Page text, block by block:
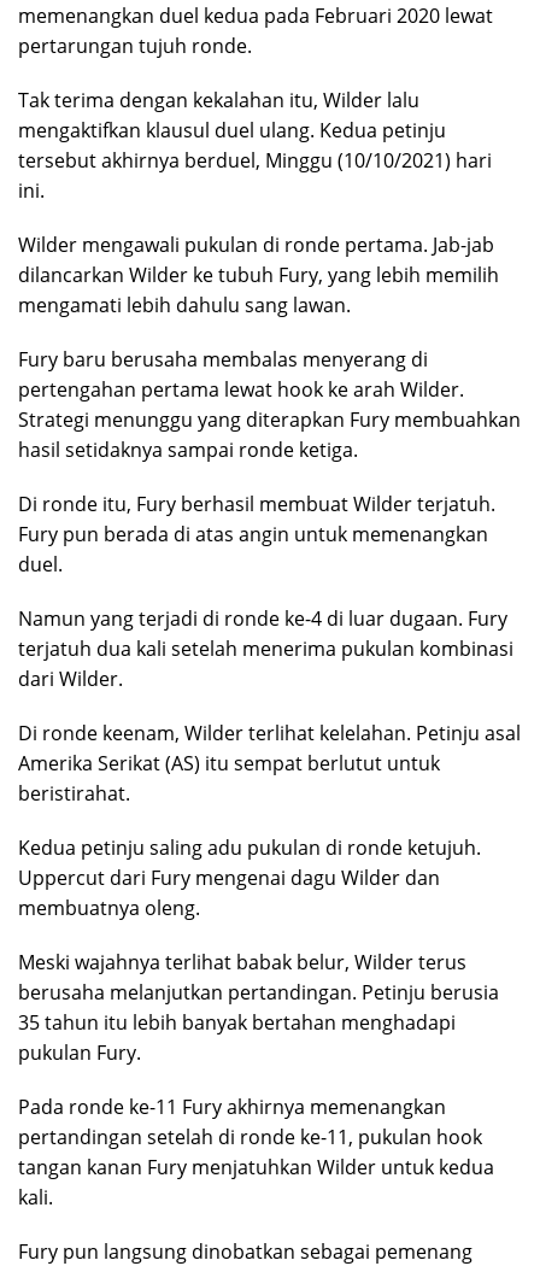
memenangkan duel kedua pada Februari 2020 lewat
pertarungan tujuh ronde.
Tak terima dengan kekalahan itu, Wilder lalu
mengaktifkan klausul duel ulang. Kedua petinju
tersebut akhirnya berduel, Minggu (10/10/2021) hari
ini.
Wilder mengawali pukulan di ronde pertama. Jab-jab
dilancarkan Wilder ke tubuh Fury, yang lebih memilih
mengamati lebih dahulu sang lawan.
Fury baru berusaha membalas menyerang di
pertengahan pertama lewat hook ke arah Wilder.
Strategi menunggu yang diterapkan Fury membuahkan
hasil setidaknya sampai ronde ketiga.
Di ronde itu, Fury berhasil membuat Wilder terjatuh.
Fury pun berada di atas angin untuk memenangkan
duel.
Namun yang terjadi di ronde ke-4 di luar dugaan. Fury
terjatuh dua kali setelah menerima pukulan kombinasi
dari Wilder.
Di ronde keenam, Wilder terlihat kelelahan. Petinju asal
Amerika Serikat (AS) itu sempat berlutut untuk
beristirahat.
Kedua petinju saling adu pukulan di ronde ketujuh.
Uppercut dari Fury mengenai dagu Wilder dan
membuatnya oleng.
Meski wajahnya terlihat babak belur, Wilder terus
berusaha melanjutkan pertandingan. Petinju berusia
35 tahun itu lebih banyak bertahan menghadapi
pukulan Fury.
Pada ronde ke-11 Fury akhirnya memenangkan
pertandingan setelah di ronde ke-11, pukulan hook
tangan kanan Fury menjatuhkan Wilder untuk kedua
kali.
Fury pun langsung dinobatkan sebagai pemenang